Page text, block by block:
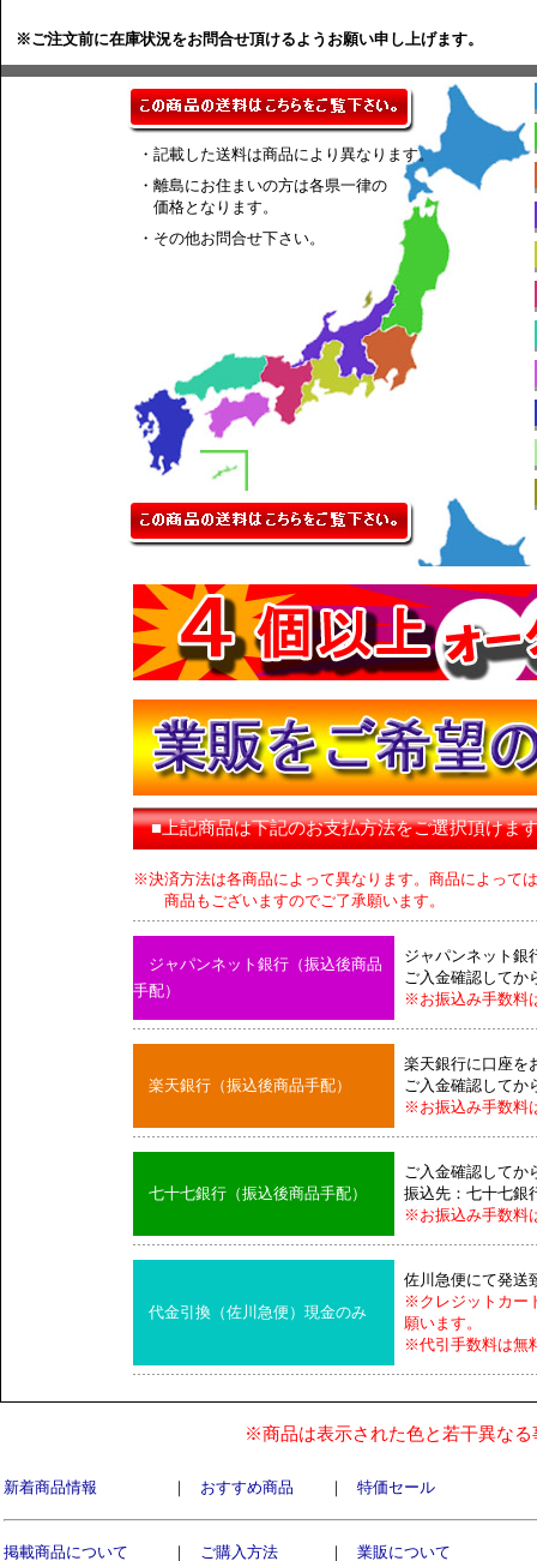
※ご注文前に在庫状況をお問合せ頂けるようお願い申し上げます。
・記載した送料は商品により異なります。
・離島にお住まいの方は各県一律の
価格となります。
・その他お問合せ下さい。
■上記商品は下記のお支払方法をご選択頂けま
※決済方法は各商品によって異なります。商品によって
商品もございますのでご了承願います。
ジャパンネット銀行（振込後商品
手配）
ジャパンネット銀
ご入金確認してか
※お振込み手数料
楽天銀行（振込後商品手配）
楽天銀行に口座を
ご入金確認してか
※お振込み手数料
七十七銀行（振込後商品手配）
ご入金確認してか
振込先：七十七銀
※お振込み手数料
代金引換（佐川急便）現金のみ
佐川急便にて発送
※クレジットカー
願います。
※代引手数料は無
※商品は表示された色と若干異な
新着商品情報 ｜ おすすめ商品 ｜ 特価セール
掲載商品について ｜ ご購入方法 ｜ 業販について